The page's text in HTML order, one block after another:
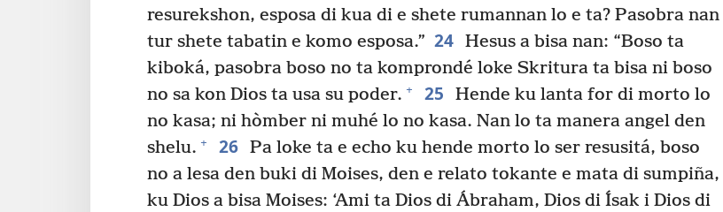
resurekshon, esposa di kua di e shete rumannan lo e ta? Pasobra nan
tur shete tabatin e komo esposa.” 24 Hesus a bisa nan: “Boso ta
kiboká, pasobra boso no ta komprondé loke Skritura ta bisa ni boso
no sa kon Dios ta usa su poder. + 25
Hende ku lanta for di morto lo
no kasa; ni hòmber ni muhé lo no kasa. Nan lo ta manera angel den
shelu. + 26 Pa loke ta e echo ku hende morto lo ser resusitá, boso
no a lesa den buki di Moises, den e relato tokante e mata di sumpiña,
ku Dios a bisa Moises: ‘Ami ta Dios di Ábraham, Dios di Ísak i Dios di